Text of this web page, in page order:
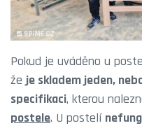
Pokud je uváděno u
žeje skladem jeden,
specifikaci, kterou
postele. U postelí